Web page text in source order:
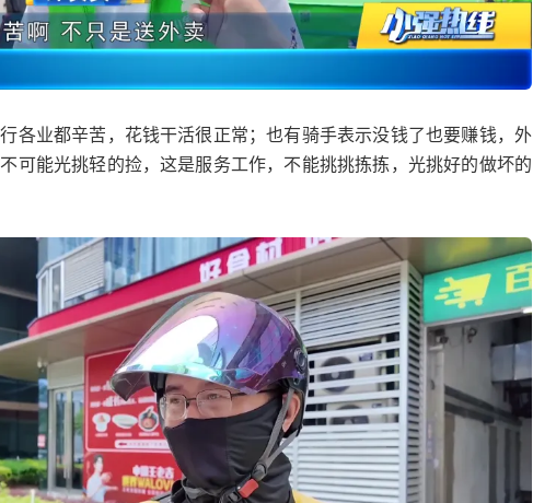
各业都辛苦，花钱干活很正常；也有骑手表示没钱了也要赚钱，外
可能光挑轻的捡，这是服务工作，不能挑挑拣拣，光挑好的做坏的